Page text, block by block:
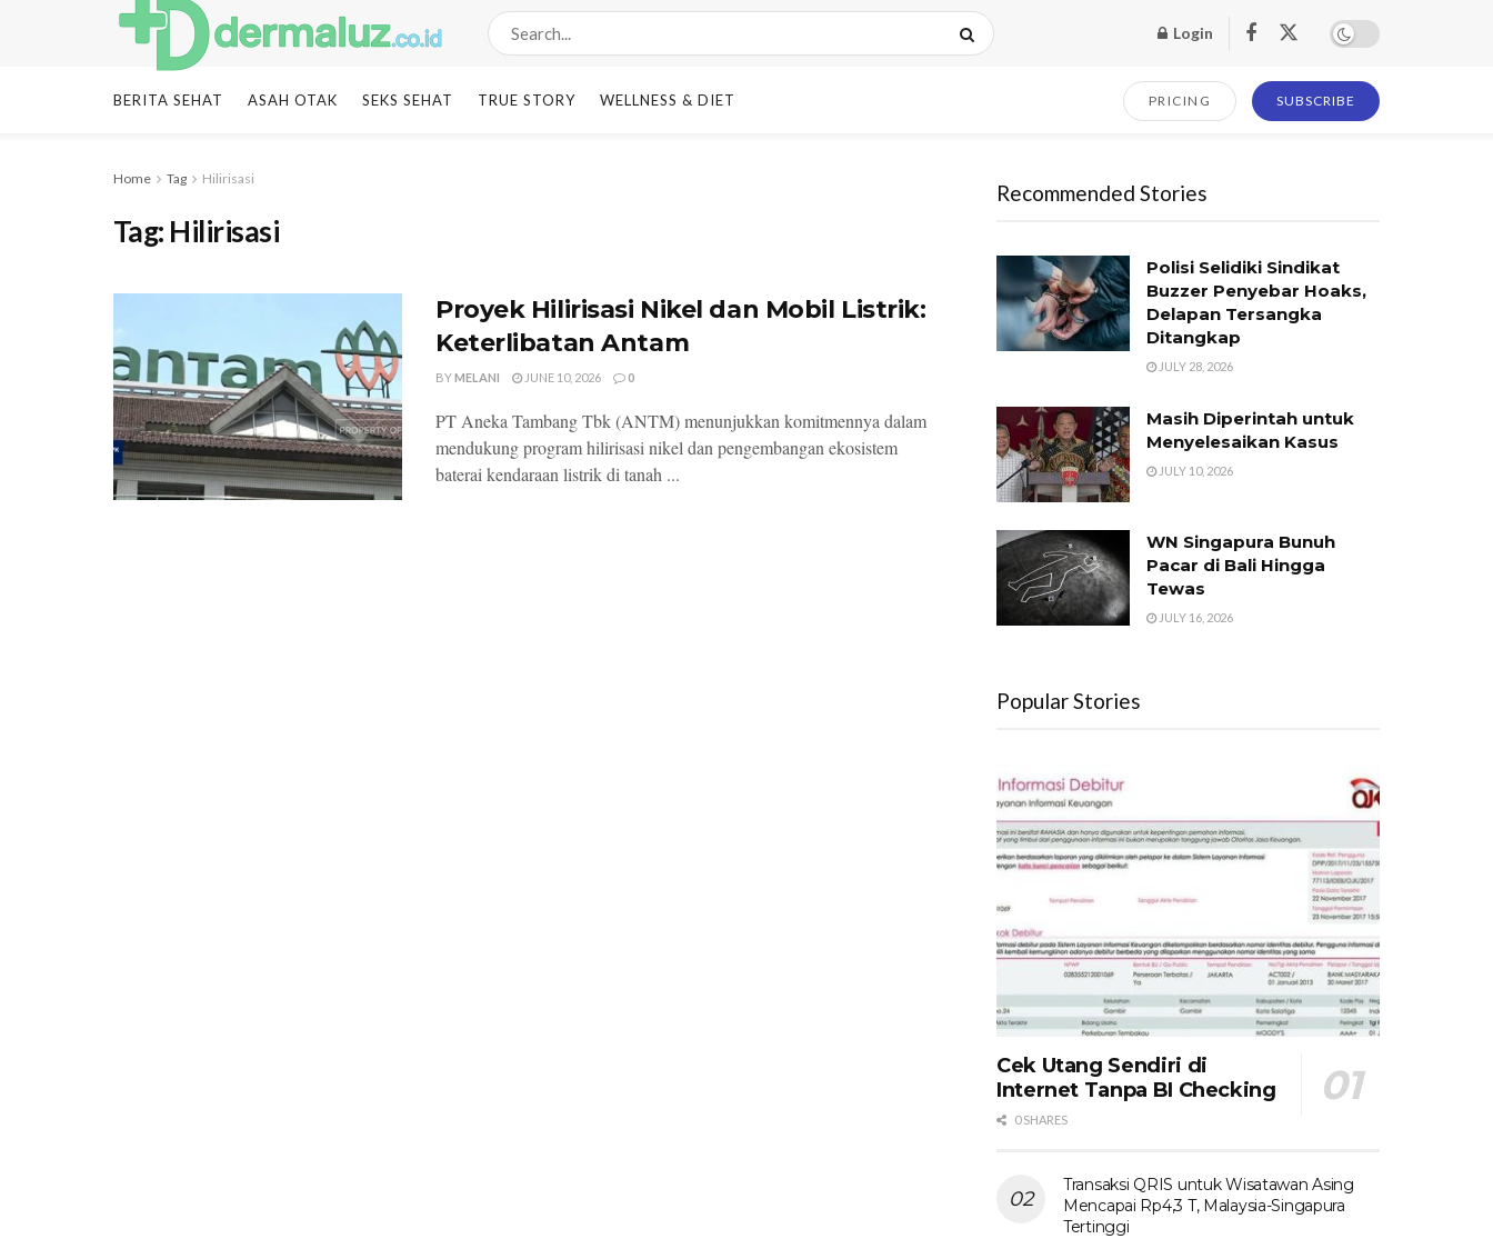
Login
BERITA SEHAT ASAH OTAK SEKS SEHAT TRUE STORY WELLNESS & DIET PRICING SUBSCRIBE
Home Tag Hilirisasi
Tag: Hilirisasi
Proyek Hilirisasi Nikel dan Mobil Listrik:
Keterlibatan Antam
BYMELANI JUNE 10, 2026 0
PT Aneka Tambang Tbk (ANTM) menunjukkan komitmennya dalam
mendukung program hilirisasi nikel dan pengembangan ekosistem
baterai kendaraan listrik di tanah ...
Recommended Stories
Polisi Selidiki Sindikat
Buzzer Penyebar Hoaks,
Delapan Tersangka
Ditangkap
JULY 28, 2026
Masih Diperintah untuk
Menyelesaikan Kasus
JULY 10, 2026
WN Singapura Bunuh
Pacar di Bali Hingga
Tewas
JULY 16, 2026
Popular Stories
Cek Utang Sendiri di
Internet Tanpa BI Checking
0 SHARES
Transaksi QRIS untuk Wisatawan Asing
Mencapai Rp4,3 T, Malaysia-Singapura
Tertinggi